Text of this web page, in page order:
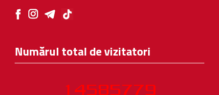
Numărul total de vizitatori